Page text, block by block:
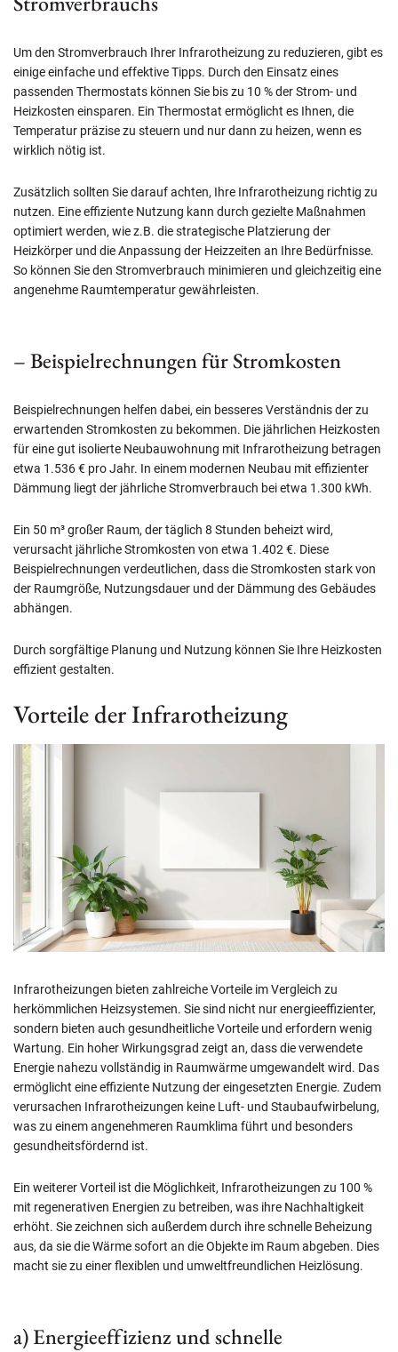
Um den Stromverbrauch Ihrer Infrarotheizung zu reduzieren, gibt es
einige einfache und effektive Tipps. Durch den Einsatz eines
passenden Thermostats können Sie bis zu 10 % der Strom- und
Heizkosten einsparen. Ein Thermostat ermöglicht es Ihnen, die
Temperatur präzise zu steuern und nur dann zu heizen, wenn es
wirklich nötig ist.
Zusätzlich sollten Sie darauf achten, Ihre Infrarotheizung richtig zu
nutzen. Eine effiziente Nutzung kann durch gezielte Maßnahmen
optimiert werden, wie z.B. die strategische Platzierung der
Heizkörper und die Anpassung der Heizzeiten an Ihre Bedürfnisse.
So können Sie den Stromverbrauch minimieren und gleichzeitig eine
angenehme Raumtemperatur gewährleisten.
– Beispielrechnungen für Stromkosten
Beispielrechnungen helfen dabei, ein besseres Verständnis der zu
erwartenden Stromkosten zu bekommen. Die jährlichen Heizkosten
für eine gut isolierte Neubauwohnung mit Infrarotheizung betragen
etwa 1.536 € pro Jahr. In einem modernen Neubau mit effizienter
Dämmung liegt der jährliche Stromverbrauch bei etwa 1.300 kWh.
Ein 50 m³ großer Raum, der täglich 8 Stunden beheizt wird,
verursacht jährliche Stromkosten von etwa 1.402 €. Diese
Beispielrechnungen verdeutlichen, dass die Stromkosten stark von
der Raumgröße, Nutzungsdauer und der Dämmung des Gebäudes
abhängen.
Durch sorgfältige Planung und Nutzung können Sie Ihre Heizkosten
effizient gestalten.
Vorteile der Infrarotheizung
Infrarotheizungen bieten zahlreiche Vorteile im Vergleich zu
herkömmlichen Heizsystemen. Sie sind nicht nur energieeffizienter,
sondern bieten auch gesundheitliche Vorteile und erfordern wenig
Wartung. Ein hoher Wirkungsgrad zeigt an, dass die verwendete
Energie nahezu vollständig in Raumwärme umgewandelt wird. Das
ermöglicht eine effiziente Nutzung der eingesetzten Energie. Zudem
verursachen Infrarotheizungen keine Luft- und Staubaufwirbelung,
was zu einem angenehmeren Raumklima führt und besonders
gesundheitsfördernd ist.
Ein weiterer Vorteil ist die Möglichkeit, Infrarotheizungen zu 100 %
mit regenerativen Energien zu betreiben, was ihre Nachhaltigkeit
erhöht. Sie zeichnen sich außerdem durch ihre schnelle Beheizung
aus, da sie die Wärme sofort an die Objekte im Raum abgeben. Dies
macht sie zu einer flexiblen und umweltfreundlichen Heizlösung.
a) Energieeffizienz und schnelle